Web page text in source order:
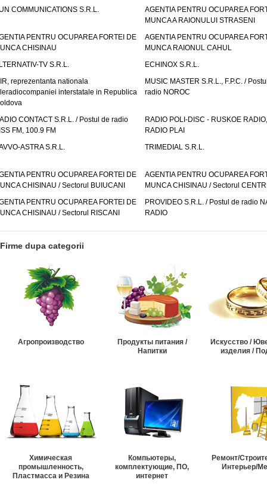
COMMUNICATIONS S.R.L.
AGENTIA PENTRU OCUPAREA
MUNCA A RAIONULUI STRASENI
PENTRU OCUPAREA FORTEI DE
CHISINAU
AGENTIA PENTRU OCUPAREA
MUNCA RAIONUL CAHUL
TV S.R.L.
ECHINOX S.R.L.
reprezentanta nationala
interstatale in Republica
MUSIC MASTER S.R.L., F.P.C. /
radio NOROC
CONTACT S.R.L. / Postul de radio
FM, 100.9 FM
RADIO POLI-DISC - RUSKOE RADIO,
RADIO PLAI
ASTRA S.R.L.
TRIMEDIAL S.R.L.
PENTRU OCUPAREA FORTEI DE
CHISINAU / Sectorul BUIUCANI
AGENTIA PENTRU OCUPAREA
MUNCA CHISINAU / Sectorul
PENTRU OCUPAREA FORTEI DE
CHISINAU / Sectorul RISCANI
PROVIDEO S.R.L. / Postul de radio
RADIO
Firme dupa categorii
Агропроизводство
Продукты питания /
Напитки
Искусство /
изделия /
Химическая
промышленность,
Пластмасса и Резина
Компьютеры,
комплектующие, ПО,
интернет
Ремонт/
Интерьер/